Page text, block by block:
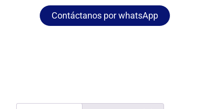
Contáctanos por whatsApp